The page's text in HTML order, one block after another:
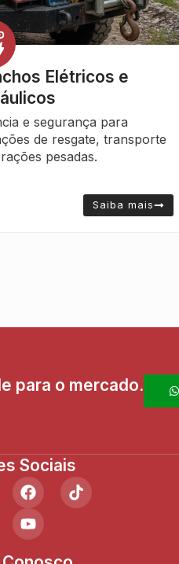
Hidráulicos
controle preciso e
em sistemas hidráulicos,
monobloco e
para diversas
Saiba mais
para o mercado.
Sociais